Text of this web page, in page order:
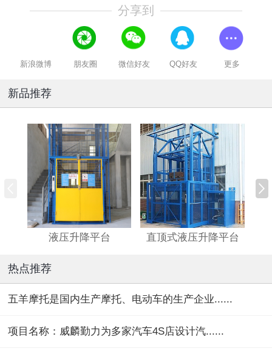
分享到
新浪微博 朋友圈 微信好友 QQ好友 更多
新品推荐
液压升降平台 直顶式液压升降平台
热点推荐
五羊摩托是国内生产摩托、电动车的生产企业......
项目名称：威麟勤力为多家汽车4S店设计汽......